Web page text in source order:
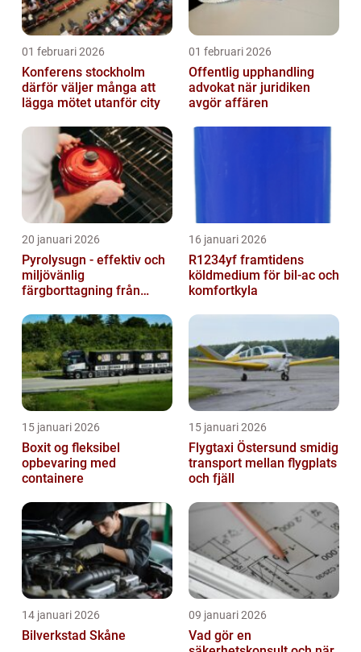
01 februari 2026
Konferens stockholm
därför väljer många att
lägga mötet utanför city
01 februari 2026
Offentlig upphandling
advokat när juridiken
avgör affären
20 januari 2026
Pyrolysugn - effektiv och
miljövänlig
färgborttagning från
16 januari 2026
R1234yf framtidens
köldmedium för bil-ac och
komfortkyla
15 januari 2026
Boxit og fleksibel
opbevaring med
containere
15 januari 2026
Flygtaxi Östersund smidig
transport mellan flygplats
och fjäll
14 januari 2026
Bilverkstad Skåne
09 januari 2026
Vad gör en